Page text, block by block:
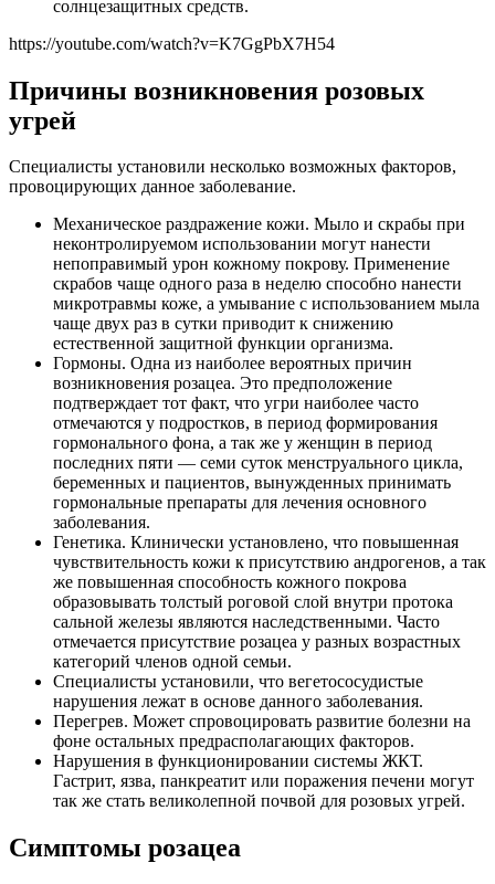
солнцезащитных средств.
https://youtube.com/watch?v=K7GgPbX7H54
Причины возникновения розовых
угрей
Специалисты установили несколько возможных факторов,
провоцирующих данное заболевание.
Механическое раздражение кожи. Мыло и скрабы при
неконтролируемом использовании могут нанести
непоправимый урон кожному покрову. Применение
скрабов чаще одного раза в неделю способно нанести
микротравмы коже, а умывание с использованием мыла
чаще двух раз в сутки приводит к снижению
естественной защитной функции организма.
Гормоны. Одна из наиболее вероятных причин
возникновения розацеа. Это предположение
подтверждает тот факт, что угри наиболее часто
отмечаются у подростков, в период формирования
гормонального фона, а так же у женщин в период
последних пяти — семи суток менструального цикла,
беременных и пациентов, вынужденных принимать
гормональные препараты для лечения основного
заболевания.
Генетика. Клинически установлено, что повышенная
чувствительность кожи к присутствию андрогенов, а так
же повышенная способность кожного покрова
образовывать толстый роговой слой внутри протока
сальной железы являются наследственными. Часто
отмечается присутствие розацеа у разных возрастных
категорий членов одной семьи.
Специалисты установили, что вегетососудистые
нарушения лежат в основе данного заболевания.
Перегрев. Может спровоцировать развитие болезни на
фоне остальных предрасполагающих факторов.
Нарушения в функционировании системы ЖКТ.
Гастрит, язва, панкреатит или поражения печени могут
так же стать великолепной почвой для розовых угрей.
Симптомы розацеа